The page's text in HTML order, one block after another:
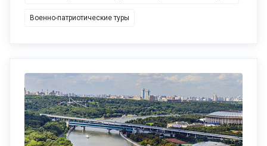
периодах истории, таких как Великая Отечественная война, в
образовательные программы, лекции и экскурсии для
посетителей всех возрастов.
Военно-патриотические туры помогают формированию у
молодежи высокого патриотического сознания, чувства
верности своему Отечеству, готовности к выполнению
Военно-патриотические туры